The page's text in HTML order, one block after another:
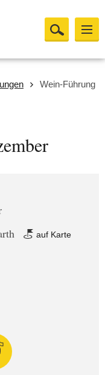
Wein-Führung
auf Karte